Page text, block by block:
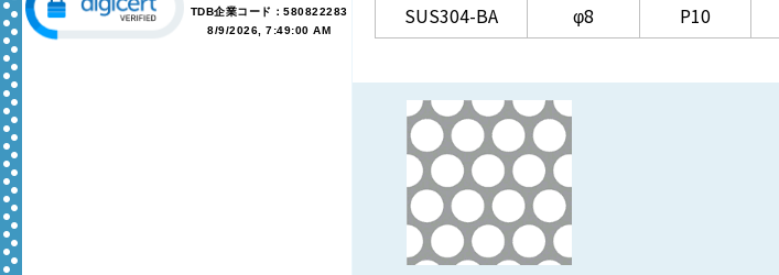
TDB企業コード：580822283
8/9/2026, 7:49:00 AM
SUS304-BA
φ8
P10